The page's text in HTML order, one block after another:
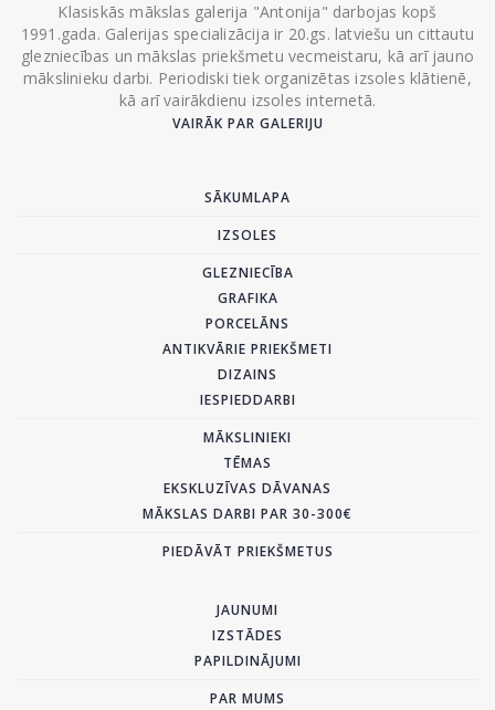
Klasiskās mākslas galerija "Antonija" darbojas kopš
1991.gada. Galerijas specializācija ir 20.gs. latviešu un cittautu
glezniecības un mākslas priekšmetu vecmeistaru, kā arī jauno
mākslinieku darbi. Periodiski tiek organizētas izsoles klātienē,
kā arī vairākdienu izsoles internetā.
VAIRĀK PAR GALERIJU
SĀKUMLAPA
IZSOLES
GLEZNIECĪBA
GRAFIKA
PORCELĀNS
ANTIKVĀRIE PRIEKŠMETI
DIZAINS
IESPIEDDARBI
MĀKSLINIEKI
TĒMAS
EKSKLUZĪVAS DĀVANAS
MĀKSLAS DARBI PAR 30-300€
PIEDĀVĀT PRIEKŠMETUS
JAUNUMI
IZSTĀDES
PAPILDINĀJUMI
PAR MUMS